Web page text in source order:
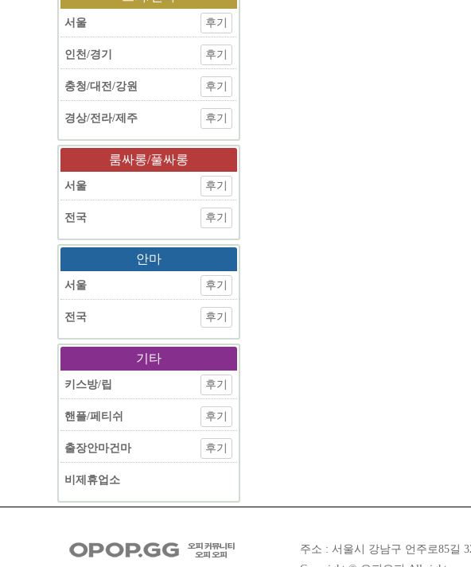
서울 후기
인천/경기 후기
충청/대전/강원 후기
경상/전라/제주 후기
룸싸롱/풀싸롱
서울 후기
전국 후기
안마
서울 후기
전국 후기
기타
키스방/립 후기
핸플/페티쉬 후기
출장안마건마 후기
비제휴업소
주소 : 서울시 강남구 언주로85길